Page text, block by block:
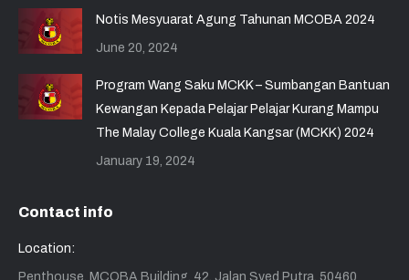
Notis Mesyuarat Agung Tahunan MCOBA 2024
June 20, 2024
Program Wang Saku MCKK – Sumbangan Bantuan
Kewangan Kepada Pelajar Pelajar Kurang Mampu
The Malay College Kuala Kangsar (MCKK) 2024
January 19, 2024
Contact info
Location:
Penthouse, MCOBA Building, 42, Jalan Syed Putra, 50460